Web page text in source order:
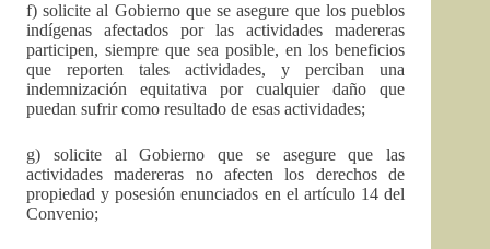
f) solicite al Gobierno que se asegure que los pueblos
indígenas afectados por las actividades madereras
participen, siempre que sea posible, en los beneficios
que reporten tales actividades, y perciban una
indemnización equitativa por cualquier daño que
puedan sufrir como resultado de esas actividades;
g) solicite al Gobierno que se asegure que las
actividades madereras no afecten los derechos de
propiedad y posesión enunciados en el artículo 14 del
Convenio;